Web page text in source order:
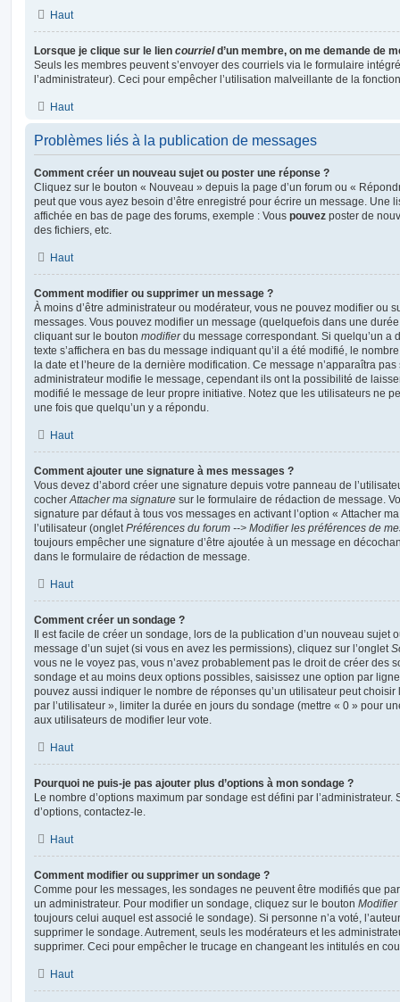
Haut
Lorsque je clique sur le lien courrield’un membre, on me demande de
Seuls les membres peuvent s’envoyer des courriels via le formulaire
l’administrateur). Ceci pour empêcher l’utilisation malveillante de la
Haut
Problèmes liés à la publication de messages
Comment créer un nouveau sujet ou poster une réponse ?
Cliquez sur le bouton « Nouveau » depuis la page d’un forum ou «
peut que vous ayez besoin d’être enregistré pour écrire un message. Une
affichée en bas de page des forums, exemple : Vous pouvez poster de
des fichiers, etc.
Haut
Comment modifier ou supprimer un message ?
À moins d’être administrateur ou modérateur, vous ne pouvez modifier ou
messages. Vous pouvez modifier un message (quelquefois dans une
cliquant sur le bouton modifierdu message correspondant. Si quelqu’un a
texte s’affichera en bas du message indiquant qu’il a été modifié, le
la date et l’heure de la dernière modification. Ce message n’apparaîtra
administrateur modifie le message, cependant ils ont la possibilité de
modifié le message de leur propre initiative. Notez que les utilisateurs ne
une fois que quelqu’un y a répondu.
Haut
Comment ajouter une signature à mes messages ?
Vous devez d’abord créer une signature depuis votre panneau de
cocher Attacher ma signature sur le formulaire de rédaction de message.
signature par défaut à tous vos messages en activant l’option « Attacher
l’utilisateur (onglet Préférences du forum --> Modifier les préférences de
toujours empêcher une signature d’être ajoutée à un message en
dans le formulaire de rédaction de message.
Haut
Comment créer un sondage ?
Il est facile de créer un sondage, lors de la publication d’un nouveau sujet
message d’un sujet (si vous en avez les permissions), cliquez sur l’onglet
vous ne le voyez pas, vous n’avez probablement pas le droit de créer des
sondage et au moins deux options possibles, saisissez une option par
pouvez aussi indiquer le nombre de réponses qu’un utilisateur peut
par l’utilisateur », limiter la durée en jours du sondage (mettre « 0 » pour
aux utilisateurs de modifier leur vote.
Haut
Pourquoi ne puis-je pas ajouter plus d’options à mon sondage ?
Le nombre d’options maximum par sondage est défini par l’administrateur.
d’options, contactez-le.
Haut
Comment modifier ou supprimer un sondage ?
Comme pour les messages, les sondages ne peuvent être modifiés que
un administrateur. Pour modifier un sondage, cliquez sur le bouton Modifier
toujours celui auquel est associé le sondage). Si personne n’a voté,
supprimer le sondage. Autrement, seuls les modérateurs et les
supprimer. Ceci pour empêcher le trucage en changeant les intitulés en
Haut